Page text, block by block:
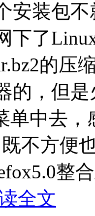
安装包
下了
的压
的，但
单中去
不方便
整
全文